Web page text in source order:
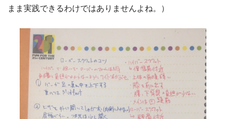
まま実践できるわけではありませんよね。）